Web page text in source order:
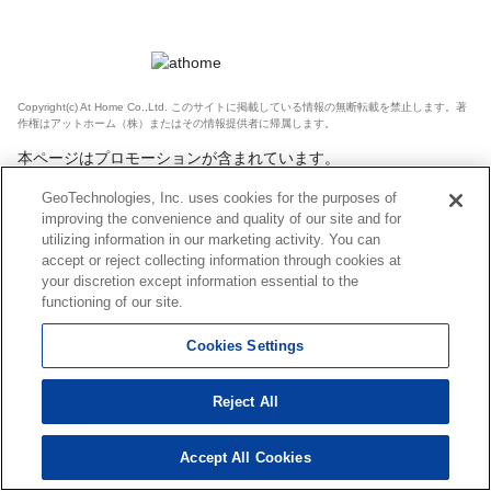
Copyright(c) At Home Co.,Ltd. このサイトに掲載している情報の無断転載を禁止します。著
作権はアットホーム（株）またはその情報提供者に帰属します。
本ページはプロモーションが含まれています。
GeoTechnologies, Inc. uses cookies for the purposes of
improving the convenience and quality of our site and for
utilizing information in our marketing activity. You can
accept or reject collecting information through cookies at
your discretion except information essential to the
functioning of our site.
Cookies Settings
Reject All
Accept All Cookies